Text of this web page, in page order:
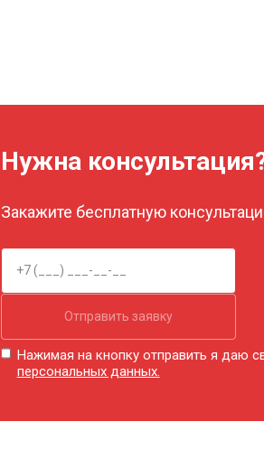
Ремонт пневмосистемы
Ремонт пульта управления
Ремонт электропроводки
Ремонт сканера
Нужна
Закажите бесплатную
Отправить заявку
Нажимая на кнопку отправить я даю
персональных данных.